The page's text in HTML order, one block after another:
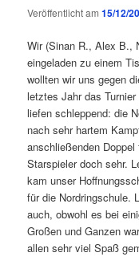
Veröffentlicht am15/12/
Wir (Sinan R., Alex B.,
eingeladen zu einem
wollten wir uns gegen
letztes Jahr das
liefen schleppend: die
nach sehr hartem
anschließenden
Starspieler doch sehr.
kam unser
für die Nordringschule.
auch, obwohl es bei
Großen und Ganzen
allen sehr viel Spaß